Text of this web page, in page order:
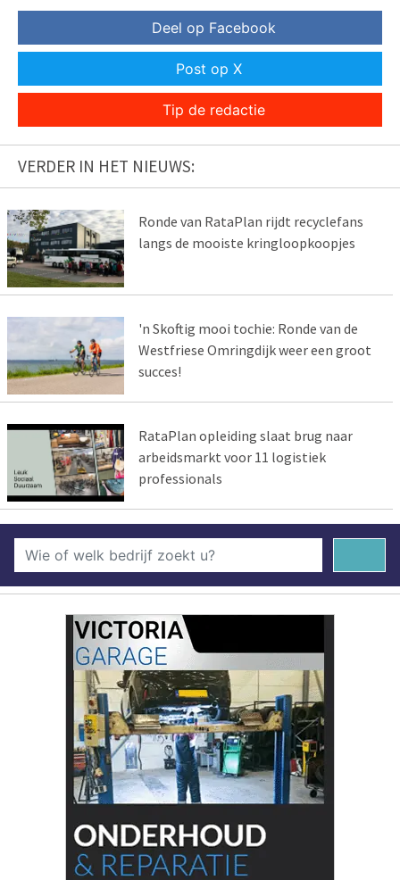
Deel op Facebook
Post op X
Tip de redactie
VERDER IN HET NIEUWS:
Ronde van RataPlan rijdt recyclefans
langs de mooiste kringloopkoopjes
'n Skoftig mooi tochie: Ronde van de
Westfriese Omringdijk weer een groot
succes!
RataPlan opleiding slaat brug naar
arbeidsmarkt voor 11 logistiek
professionals